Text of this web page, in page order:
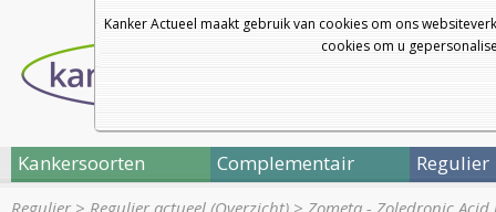
Kanker Actueel maakt gebruik van cookies om ons
cookies om u
Kankersoorten Complementair Regulier
Regulier> Regulier actueel (Overzicht) > Zometa - Zoledronic